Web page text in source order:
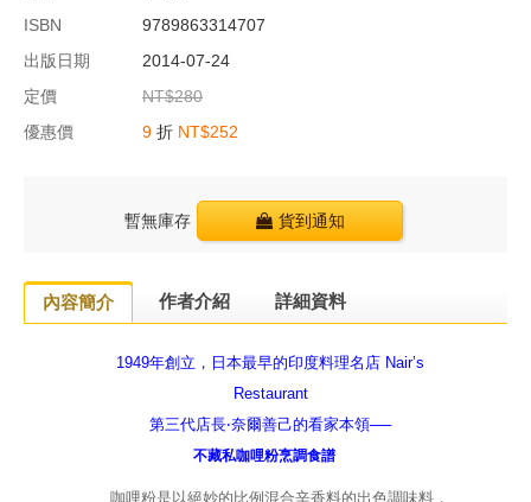
ISBN
9789863314707
出版日期
2014-07-24
定價
NT$280
優惠價
9 折 NT$252
暫無庫存 貨到通知
內容簡介 作者介紹 詳細資料
1949年創立，日本最早的印度料理名店 Nair’s
Restaurant
第三代店長‧奈爾善己的看家本領──
不藏私咖哩粉烹調食譜
咖哩粉是以絕妙的比例混合辛香料的出色調味料，